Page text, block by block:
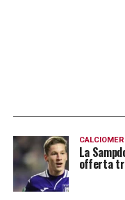
La
offerta